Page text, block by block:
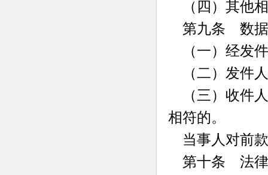
（四）其他
第九条 数据
（一）经发
（二）发件
（三）收件
相符的。
当事人对前
第十条 法律